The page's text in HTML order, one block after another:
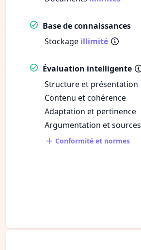
Base de connaissances
Stockage illimité
Évaluation intelligente
Structure et présentation
Contenu et cohérence
Adaptation et pertinence
Argumentation et sources
Conformité et normes